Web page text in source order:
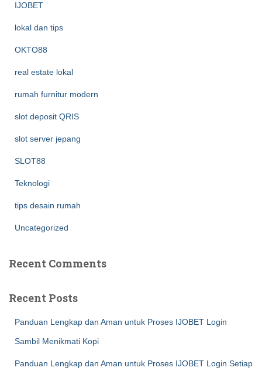
IJOBET
lokal dan tips
OKTO88
real estate lokal
rumah furnitur modern
slot deposit QRIS
slot server jepang
SLOT88
Teknologi
tips desain rumah
Uncategorized
Recent Comments
Recent Posts
Panduan Lengkap dan Aman untuk Proses IJOBET Login
Sambil Menikmati Kopi
Panduan Lengkap dan Aman untuk Proses IJOBET Login Setiap